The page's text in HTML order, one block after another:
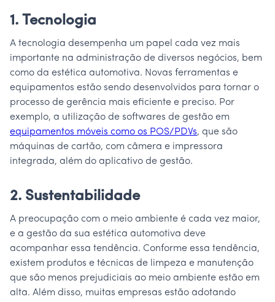
1. Tecnologia
A tecnologia desempenha um papel cada vez mais
importante na administração de diversos negócios, bem
como da estética automotiva. Novas ferramentas e
equipamentos estão sendo desenvolvidos para tornar o
processo de gerência mais eficiente e preciso. Por
exemplo, a utilização de softwares de gestão em
equipamentos móveis como os POS/PDVs, que são
máquinas de cartão, com câmera e impressora
integrada, além do aplicativo de gestão.
2. Sustentabilidade
A preocupação com o meio ambiente é cada vez maior,
e a gestão da sua estética automotiva deve
acompanhar essa tendência. Conforme essa tendência,
existem produtos e técnicas de limpeza e manutenção
que são menos prejudiciais ao meio ambiente estão em
alta. Além disso, muitas empresas estão adotando